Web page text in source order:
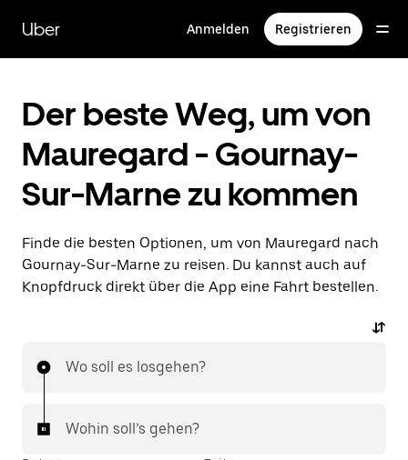
zum
Hauptinhalt
Uber Anmelden Registrieren
Der beste Weg, um von
Mauregard - Gournay-
Sur-Marne zu kommen
Finde die besten Optionen, um von Mauregard nach
Gournay-Sur-Marne zu reisen. Du kannst auch auf
Knopfdruck direkt über die App eine Fahrt bestellen.
Wo soll es losgehen?
Wohin soll’s gehen?